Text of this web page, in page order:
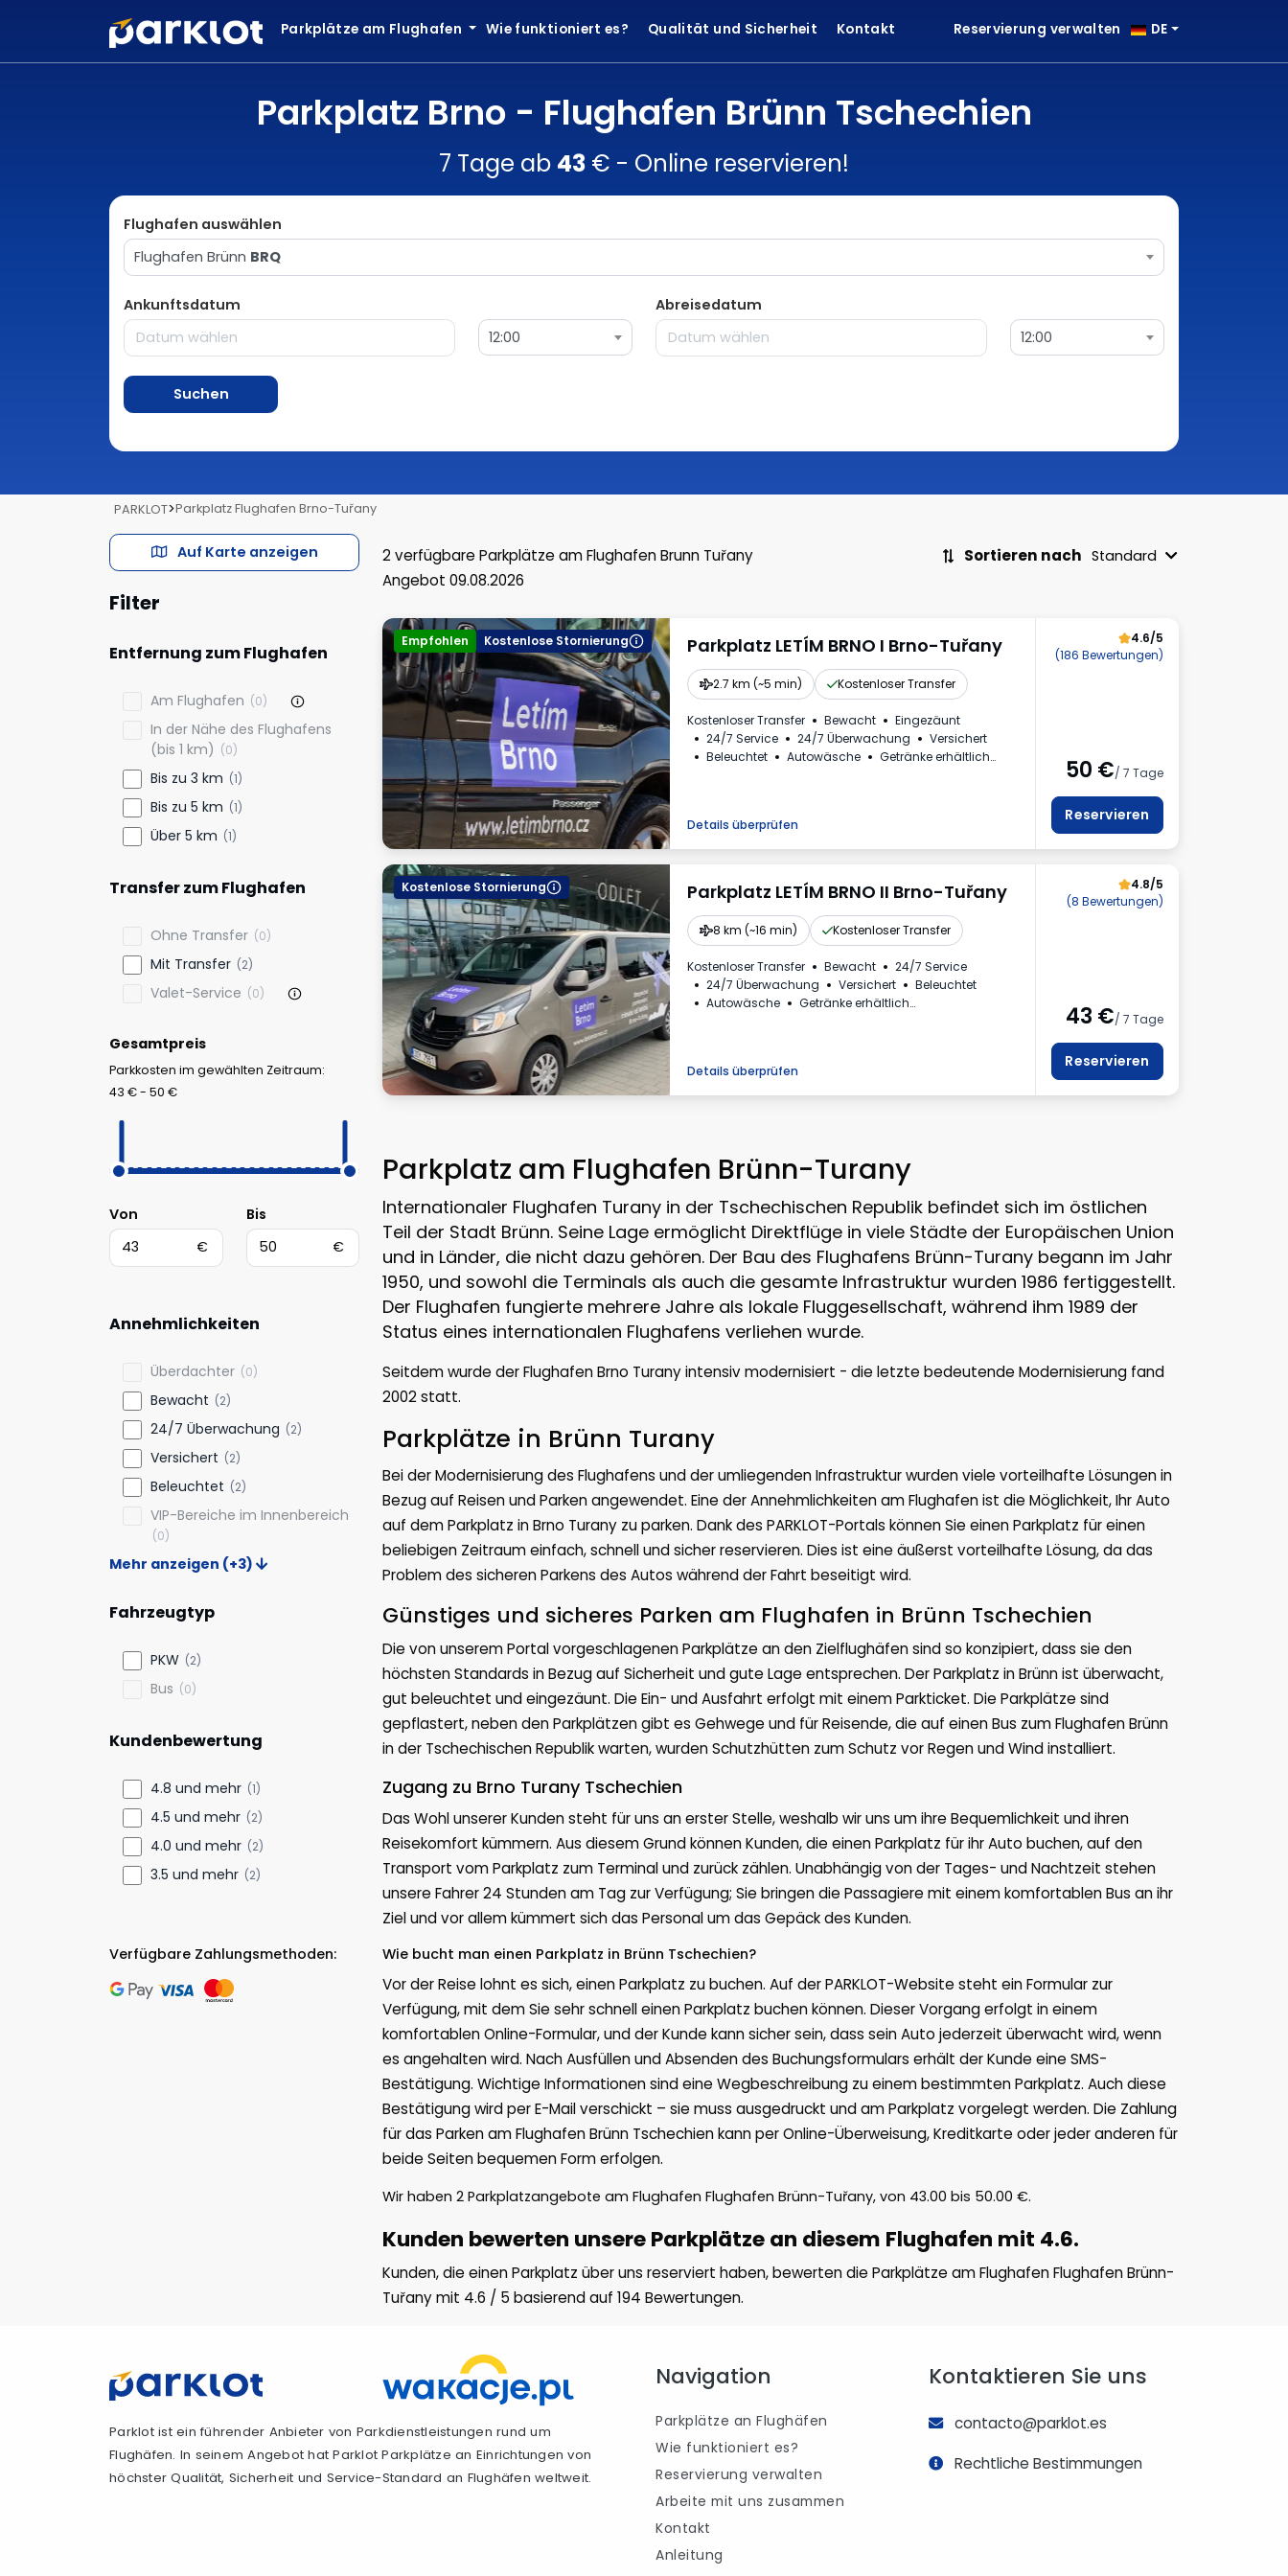
Parkplätze am Flughafen Wie funktioniert es? Qualität und Sicherheit Kontakt Reservierung verwalten DE
Parkplatz Brno - Flughafen Brünn Tschechien
7 Tage ab 43 € - Online reservieren!
Flughafen auswählen
Flughafen Brünn BRQ
Ankunftsdatum
12:00
Abreisedatum
12:00
Suchen
PARKLOT>Parkplatz Flughafen Brno-Tuřany
Auf Karte anzeigen
Filter
Entfernung zum Flughafen
Am Flughafen (0)
In der Nähe des Flughafens
(bis 1 km) (0)
Bis zu 3 km (1)
Bis zu 5 km (1)
Über 5 km (1)
Transfer zum Flughafen
Ohne Transfer (0)
Mit Transfer (2)
Valet-Service (0)
Gesamtpreis
Parkkosten im gewählten Zeitraum:
43 € - 50 €
Von
€
Bis
€
Annehmlichkeiten
Überdachter (0)
Bewacht (2)
24/7 Überwachung (2)
Versichert (2)
Beleuchtet (2)
VIP-Bereiche im Innenbereich
(0)
Mehr anzeigen (+3)
Fahrzeugtyp
PKW (2)
Bus (0)
Kundenbewertung
4.8 und mehr (1)
4.5 und mehr (2)
4.0 und mehr (2)
3.5 und mehr (2)
Verfügbare Zahlungsmethoden:
2verfügbare Parkplätze am Flughafen Brunn Tuřany
Angebot 09.08.2026
Sortieren nach Standard
Empfohlen Kostenlose Stornierung Parkplatz LETÍM BRNO I Brno-Tuřany
2.7 km (~5 min) Kostenloser Transfer
Kostenloser Transfer Bewacht
Eingezäunt
24/7 Service
24/7 Überwachung
Versichert
Beleuchtet
Autowäsche
Getränke erhältlich
Details überprüfen
4.6/5
(186 Bewertungen)
50 €/ 7 Tage
Reservieren
Kostenlose Stornierung Parkplatz LETÍM BRNO II Brno-Tuřany
8 km (~16 min) Kostenloser Transfer
Kostenloser Transfer Bewacht
24/7 Service
24/7 Überwachung
Versichert
Beleuchtet
Autowäsche
Getränke erhältlich
Details überprüfen
4.8/5
(8 Bewertungen)
43 €/ 7 Tage
Reservieren
Parkplatz am Flughafen Brünn-Turany
Internationaler Flughafen Turany in der Tschechischen Republik befindet sich im östlichen
Teil der Stadt Brünn. Seine Lage ermöglicht Direktflüge in viele Städte der Europäischen Union
und in Länder, die nicht dazu gehören. Der Bau des Flughafens Brünn-Turany begann im Jahr
1950, und sowohl die Terminals als auch die gesamte Infrastruktur wurden 1986 fertiggestellt.
Der Flughafen fungierte mehrere Jahre als lokale Fluggesellschaft, während ihm 1989 der
Status eines internationalen Flughafens verliehen wurde.
Seitdem wurde der Flughafen Brno Turany intensiv modernisiert - die letzte bedeutende Modernisierung fand
2002 statt.
Parkplätze in Brünn Turany
Bei der Modernisierung des Flughafens und der umliegenden Infrastruktur wurden viele vorteilhafte Lösungen in
Bezug auf Reisen und Parken angewendet. Eine der Annehmlichkeiten am Flughafen ist die Möglichkeit, Ihr Auto
auf dem Parkplatz in Brno Turany zu parken. Dank des PARKLOT-Portals können Sie einen Parkplatz für einen
beliebigen Zeitraum einfach, schnell und sicher reservieren. Dies ist eine äußerst vorteilhafte Lösung, da das
Problem des sicheren Parkens des Autos während der Fahrt beseitigt wird.
Günstiges und sicheres Parken am Flughafen in Brünn Tschechien
Die von unserem Portal vorgeschlagenen Parkplätze an den Zielflughäfen sind so konzipiert, dass sie den
höchsten Standards in Bezug auf Sicherheit und gute Lage entsprechen. Der Parkplatz in Brünn ist überwacht,
gut beleuchtet und eingezäunt. Die Ein- und Ausfahrt erfolgt mit einem Parkticket. Die Parkplätze sind
gepflastert, neben den Parkplätzen gibt es Gehwege und für Reisende, die auf einen Bus zum Flughafen Brünn
in der Tschechischen Republik warten, wurden Schutzhütten zum Schutz vor Regen und Wind installiert.
Zugang zu Brno Turany Tschechien
Das Wohl unserer Kunden steht für uns an erster Stelle, weshalb wir uns um ihre Bequemlichkeit und ihren
Reisekomfort kümmern. Aus diesem Grund können Kunden, die einen Parkplatz für ihr Auto buchen, auf den
Transport vom Parkplatz zum Terminal und zurück zählen. Unabhängig von der Tages- und Nachtzeit stehen
unsere Fahrer 24 Stunden am Tag zur Verfügung; Sie bringen die Passagiere mit einem komfortablen Bus an ihr
Ziel und vor allem kümmert sich das Personal um das Gepäck des Kunden.
Wie bucht man einen Parkplatz in Brünn Tschechien?
Vor der Reise lohnt es sich, einen Parkplatz zu buchen. Auf der PARKLOT-Website steht ein Formular zur
Verfügung, mit dem Sie sehr schnell einen Parkplatz buchen können. Dieser Vorgang erfolgt in einem
komfortablen Online-Formular, und der Kunde kann sicher sein, dass sein Auto jederzeit überwacht wird, wenn
es angehalten wird. Nach Ausfüllen und Absenden des Buchungsformulars erhält der Kunde eine SMS-
Bestätigung. Wichtige Informationen sind eine Wegbeschreibung zu einem bestimmten Parkplatz. Auch diese
Bestätigung wird per E-Mail verschickt – sie muss ausgedruckt und am Parkplatz vorgelegt werden. Die Zahlung
für das Parken am Flughafen Brünn Tschechien kann per Online-Überweisung, Kreditkarte oder jeder anderen für
beide Seiten bequemen Form erfolgen.
Wir haben 2 Parkplatzangebote am Flughafen Flughafen Brünn-Tuřany, von 43.00 bis 50.00 €.
Kunden bewerten unsere Parkplätze an diesem Flughafen mit 4.6.
Kunden, die einen Parkplatz über uns reserviert haben, bewerten die Parkplätze am Flughafen Flughafen Brünn-
Tuřany mit 4.6 / 5 basierend auf 194 Bewertungen.
Parklot ist ein führender Anbieter von Parkdienstleistungen rund um
Flughäfen. In seinem Angebot hat Parklot Parkplätze an Einrichtungen von
höchster Qualität, Sicherheit und Service-Standard an Flughäfen weltweit.
Navigation
Parkplätze an Flughäfen
Wie funktioniert es?
Reservierung verwalten
Arbeite mit uns zusammen
Kontakt
Anleitung
Kontaktieren Sie uns
contacto@parklot.es
Rechtliche Bestimmungen